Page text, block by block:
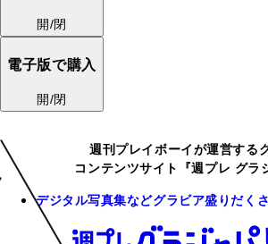
開/閉
電子版で購入
開/閉
週刊プレイボーイが運営する
コンテンツサイト『週プレ グラ
デジタル写真集などグラビア盛りだく